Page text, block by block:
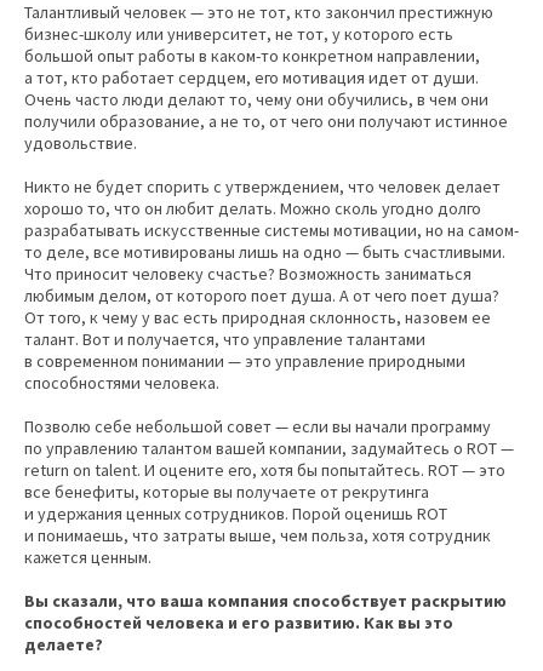
Талантливый человек — это не тот, кто закончил престижную
бизнес-школу или университет, не тот, у которого есть
большой опыт работы в каком-то конкретном направлении,
а тот, кто работает сердцем, его мотивация идет от души.
Очень часто люди делают то, чему они обучились, в чем они
получили образование, а не то, от чего они получают истинное
удовольствие.
Никто не будет спорить с утверждением, что человек делает
хорошо то, что он любит делать. Можно сколь угодно долго
разрабатывать искусственные системы мотивации, но на самом-
то деле, все мотивированы лишь на одно — быть счастливыми.
Что приносит человеку счастье? Возможность заниматься
любимым делом, от которого поет душа. А от чего поет душа?
От того, к чему у вас есть природная склонность, назовем ее
талант. Вот и получается, что управление талантами
в современном понимании — это управление природными
способностями человека.
Позволю себе небольшой совет — если вы начали программу
по управлению талантом вашей компании, задумайтесь о ROT —
return on talent. И оцените его, хотя бы попытайтесь. ROT — это
все бенефиты, которые вы получаете от рекрутинга
и удержания ценных сотрудников. Порой оценишь ROT
и понимаешь, что затраты выше, чем польза, хотя сотрудник
кажется ценным.
Вы сказали, что ваша компания способствует раскрытию
способностей человека и его развитию. Как вы это
делаете?